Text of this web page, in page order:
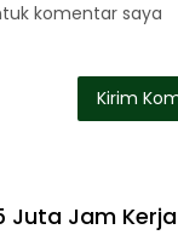
komentar saya
Juta Jam Kerja